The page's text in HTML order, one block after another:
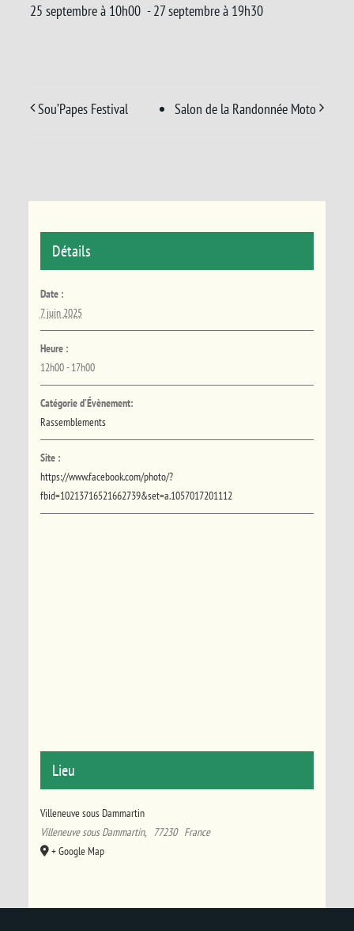
25 septembre à 10h00 -27 septembre à 19h30
Sou’Papes Festival Salon de la Randonnée Moto
Détails
Date :
7 juin 2025
Heure :
12h00 - 17h00
Catégorie d’Évènement:
Rassemblements
Site :
https://www.facebook.com/photo/?
fbid=10213716521662739&set=a.1057017201112
Lieu
Villeneuve sous Dammartin
Villeneuve sous Dammartin, 77230 France
+ Google Map